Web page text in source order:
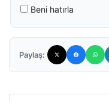
Beni hatırla
Paylaş: